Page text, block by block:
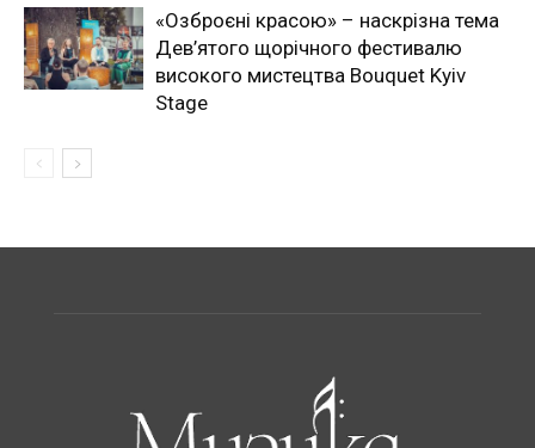
«Озброєні красою» – наскрізна тема
Дев’ятого щорічного фестивалю
високого мистецтва Bouquet Kyiv
Stage